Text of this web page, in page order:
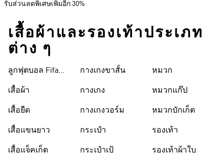
รับส่วนลดพิเศษเพิ่มอีก 30%
เสื้อผ้าและรองเท้าประเภท
ต่าง ๆ
ลูกฟุตบอล Fifa
เสื้อผ้า
เสื้อยืด
เสื้อแขนยาว
เสื้อแจ็คเก็ต
กางเกงขาสั้น
กางเกง
กางเกงวอร์ม
กระเป๋า
กระเป๋าเป้
หมวก
หมวกแก๊ป
หมวกบักเก็ต
รองเท้า
รองเท้าผ้าใบ